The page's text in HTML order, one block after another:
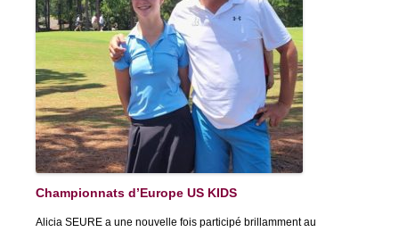
Championnats d’Europe US KIDS
Alicia SEURE a une nouvelle fois participé brillamment au